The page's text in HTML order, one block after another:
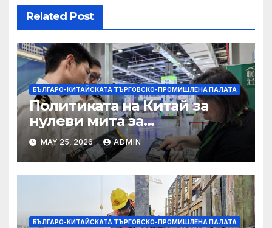
Related Post
БЪЛГАРО-КИТАЙСКАТА ТЪРГОВСКО-ПРОМИШЛЕНА ПАЛАТА
Политиката на Китай за
нулеви мита за
африканските страни е от
полза за кафе индустрията
MAY 25, 2026 ADMIN
БЪЛГАРО-КИТАЙСКАТА ТЪРГОВСКО-ПРОМИШЛЕНА ПАЛАТА